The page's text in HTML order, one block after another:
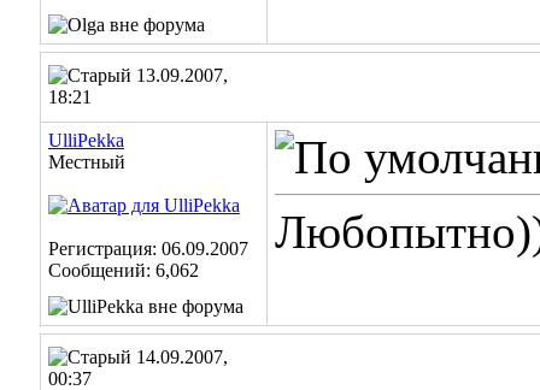
13.09.2007,
18:21
UlliPekka
Местный
Регистрация: 06.09.2007
Сообщений: 6,062
14.09.2007,
00:37